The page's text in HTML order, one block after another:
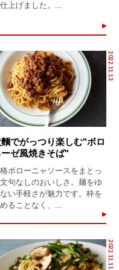
上げました。...
2022.11.13
麵でがっつり楽しむ"ボロ
ゼ風焼きそば"
ボローニャソースをまとっ
句なしのおいしさ。麺をゆ
い手軽さが魅力です。枠を
ることなく、...
2022.11.11